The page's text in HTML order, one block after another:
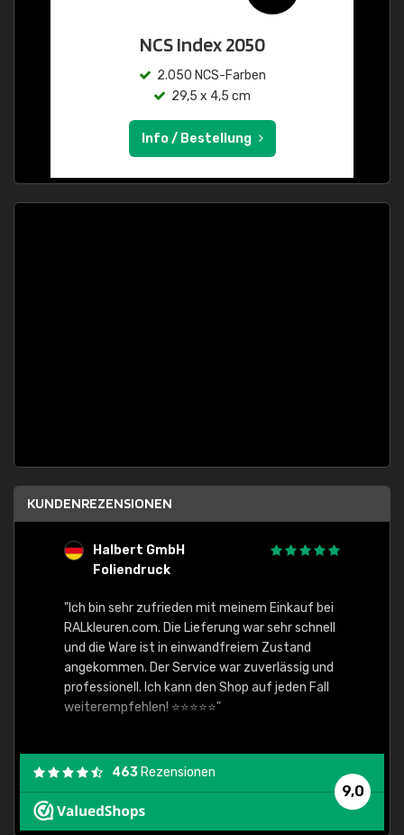
NCS Index 2050
2.050 NCS-Farben
29,5 x 4,5 cm
Info / Bestellung
KUNDENREZENSIONEN
Halbert GmbH
Foliendruck
"Ich bin sehr zufrieden mit meinem Einkauf bei
RALkleuren.com. Die Lieferung war sehr schnell
und die Ware ist in einwandfreiem Zustand
angekommen. Der Service war zuverlässig und
professionell. Ich kann den Shop auf jeden Fall
weiterempfehlen! ⭐⭐⭐⭐⭐"
9,0
463 Rezensionen